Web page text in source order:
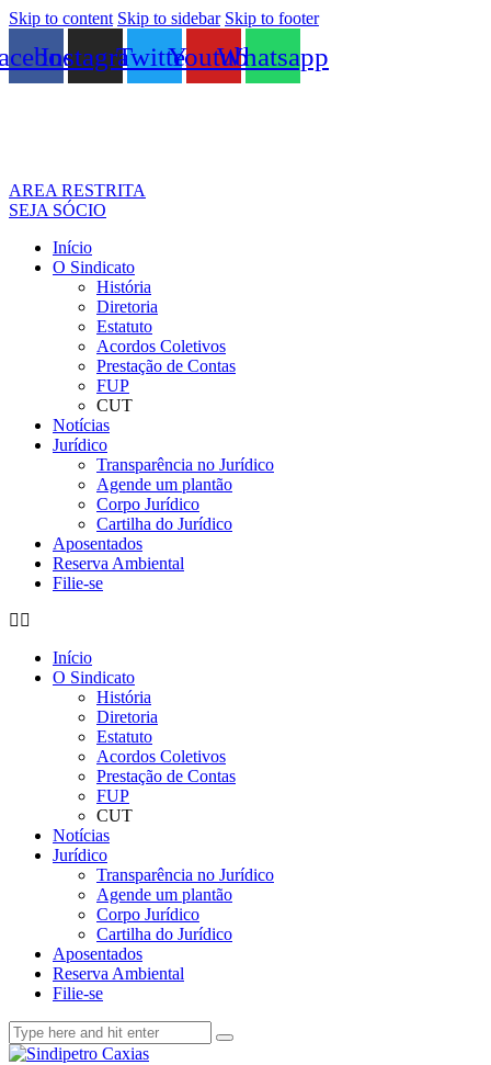
Skip to content Skip to sidebar Skip to footer
InstagramTwitterYoutubeWhatsapp
AREA RESTRITA
SEJA SÓCIO
Início
O Sindicato
História
Diretoria
Estatuto
Acordos Coletivos
Prestação de Contas
FUP
CUT
Notícias
Jurídico
Transparência no Jurídico
Agende um plantão
Corpo Jurídico
Cartilha do Jurídico
Aposentados
Reserva Ambiental
Filie-se
Início
O Sindicato
História
Diretoria
Estatuto
Acordos Coletivos
Prestação de Contas
FUP
CUT
Notícias
Jurídico
Transparência no Jurídico
Agende um plantão
Corpo Jurídico
Cartilha do Jurídico
Aposentados
Reserva Ambiental
Filie-se